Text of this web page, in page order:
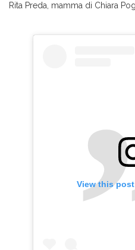
Rita Preda, mamma di Chiara
View this